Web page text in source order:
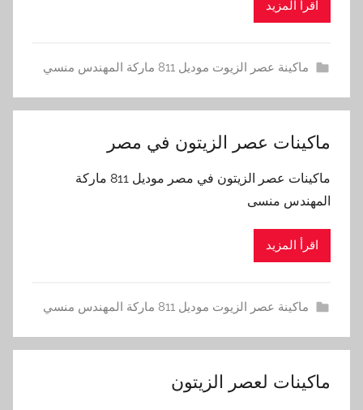
اقرأ المزيد
ماكينة عصر الزيوت موديل 811 ماركة المهندس منسي
ماكينات عصر الزيتون في مصر
ماكينات عصر الزيتون في مصر موديل 811 ماركة
المهندس منسى
اقرأ المزيد
ماكينة عصر الزيوت موديل 811 ماركة المهندس منسي
ماكينات لعصر الزيتون